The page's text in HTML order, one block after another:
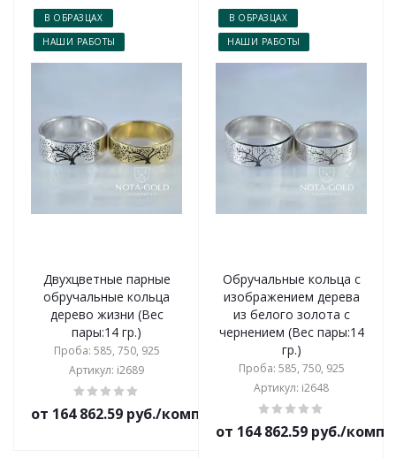
В ОБРАЗЦАХ
НАШИ РАБОТЫ
Двухцветные парные
обручальные кольца
дерево жизни (Вес
пары:14 гр.)
Проба: 585, 750, 925
Артикул: i2689
от 164 862.59 руб./комплект
В ОБРАЗЦАХ
НАШИ РАБОТЫ
Обручальные кольца с
изображением дерева
из белого золота с
чернением (Вес пары:14
гр.)
Проба: 585, 750, 925
Артикул: i2648
от 164 862.59 руб./